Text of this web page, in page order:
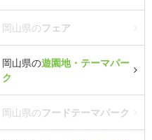
岡山県のフェア
岡山県の遊園地・テーマパー
ク
岡山県のフードテーマパーク